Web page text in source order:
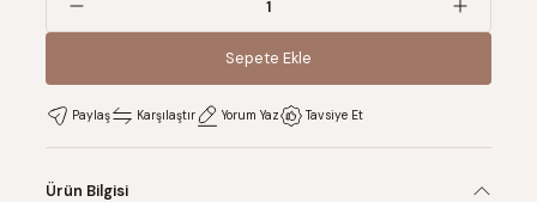
Sepete Ekle
Sepete Ekle
Paylaş Karşılaştır Yorum Yaz Tavsiye Et
Ürün Bilgisi